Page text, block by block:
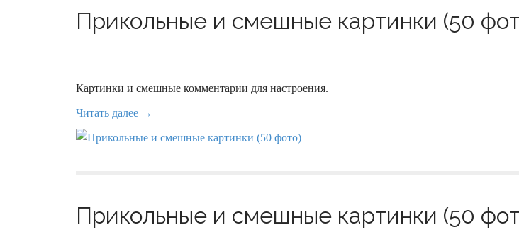
Прикольные и смешные картинки (50
Картинки и смешные комментарии для настроения.
Читать далее →
Прикольные и смешные картинки (50